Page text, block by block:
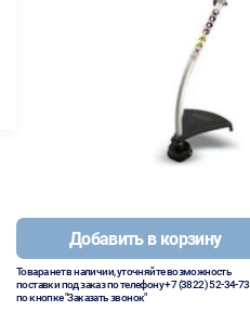
Добавить в корзину
Товара нет в наличии, уточняйте возможность
поставки под заказ по телефону+7 (3822) 52-34-73
по кнопке "Заказать звонок"